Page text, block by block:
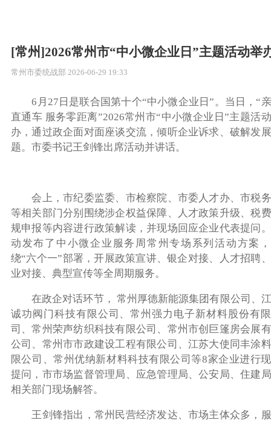
[常州]2026常州市“中小微企业日”主题活动举
常州市委统战部 2026-06-29 19:33
6月27日是联合国第十个“中小微企业日”。当日，“
直通车 服务零距离”2026常州市“中小微企业日”主题活
办，通过政企面对面座谈交流，倾听企业诉求、破解发
题。市委书记王剑锋出席活动并讲话。
会上，市纪委监委、市检察院、市委人才办、市税
等相关部门分别围绕涉企权益保障、人才政策升级、税
规申报等内容进行政策解读，并现场回应企业代表提问
动发布了中小微企业服务周常州专场系列活动方案
绕“六个一”部署，开展政策宣讲、银企对接、人才招聘
业对接、典型宣传等全周期服务。
在政企对话环节， 常州厚德新能源集团有限公司、
诚功阀门科技有限公司、常州强力电子新材料股份有
司、常州荣声纺织科技有限公司、常州市创巨篷房会展
公司、常州市市政建设工程有限公司、江苏大使同丰涂
限公司、常州优纳新材料科技有限公司等8家企业进行
提问，市市场监督管理局、应急管理局、公安局、住建
相关部门现场解答。
王剑锋指出，常州民营经济发达、市场主体众多，